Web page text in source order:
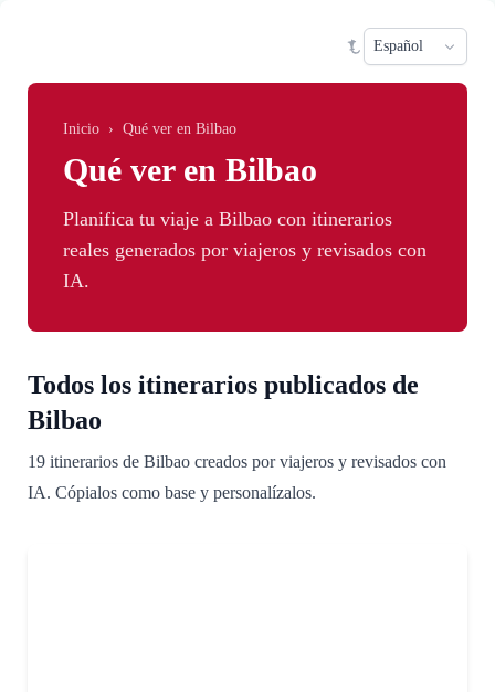
Inicio › Qué ver en Bilbao
Qué ver en Bilbao
Planifica tu viaje a Bilbao con itinerarios
reales generados por viajeros y revisados con
IA.
Todos los itinerarios publicados de
Bilbao
19 itinerarios de Bilbao creados por viajeros y revisados con
IA. Cópialos como base y personalízalos.